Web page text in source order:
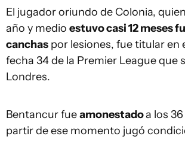
El jugador oriundo de Colonia,
año y medio estuvo casi 12 meses
canchas por lesiones, fue titular en
fecha 34 de la Premier League que
Londres.
Bentancur fueamonestadoa los
partir de ese momento jugó